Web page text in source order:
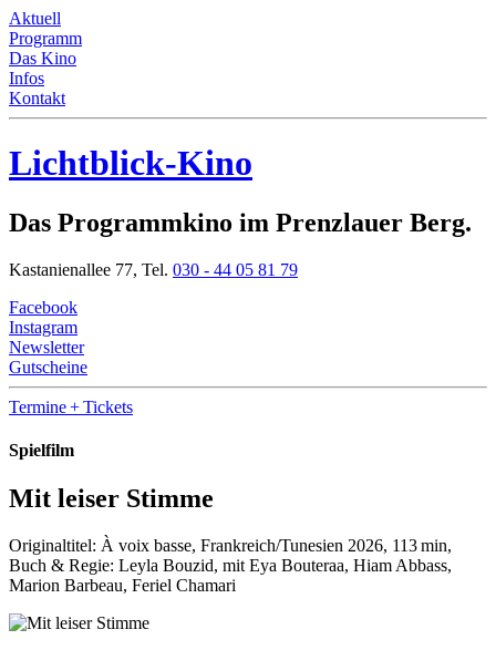
Aktuell
Programm
Das Kino
Infos
Kontakt
Lichtblick-Kino
Das Programmkino im Prenzlauer Berg.
Kastanienallee 77, Tel. 030 - 44 05 81 79
Facebook
Instagram
Newsletter
Gutscheine
Termine+ Tickets
Spielfilm
Mit leiser Stimme
Originaltitel: À voix basse, Frankreich/Tunesien 2026, 113 min,
Buch & Regie: Leyla Bouzid, mit Eya Bouteraa, Hiam Abbass,
Marion Barbeau, Feriel Chamari